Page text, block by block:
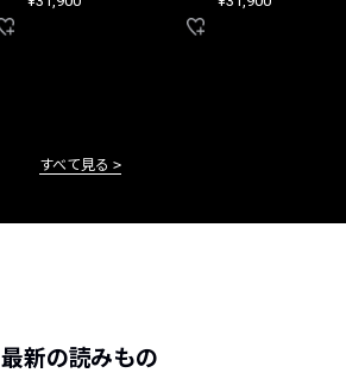
すべて見る
最新の読みもの